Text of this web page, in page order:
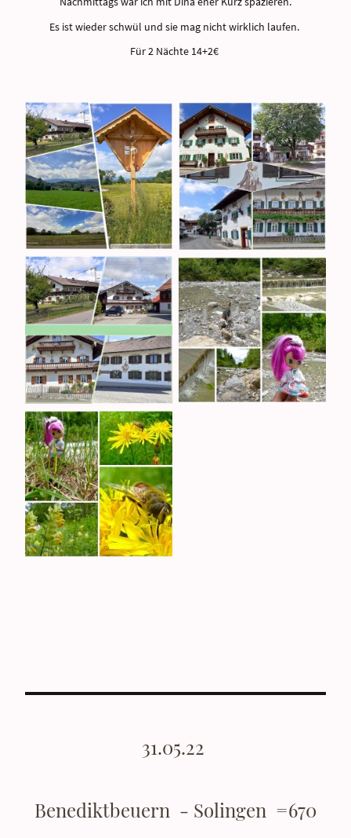
Es ist wieder schwül und sie mag nicht wirklich laufen.
Für 2 Nächte 14+2€
31.05.22
Benediktbeuern - Solingen =670